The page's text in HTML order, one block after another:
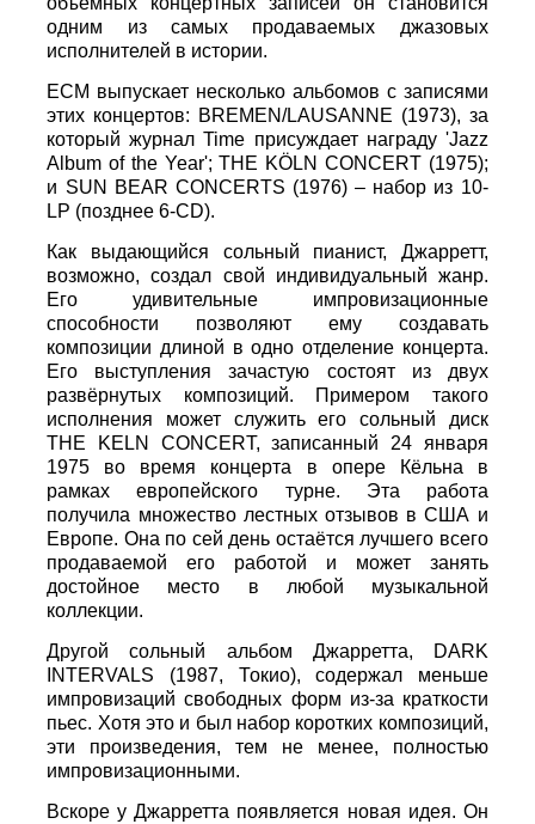
одним из самых продаваемых джазовых
исполнителей в истории.
ЕСМ выпускает несколько альбомов с записями
этих концертов: BREMEN/LAUSANNE (1973), за
который журнал Time присуждает награду 'Jazz
Album of the Year'; THE KÖLN CONCERT (1975);
и SUN BEAR CONCERTS (1976) – набор из 10-
LP (позднее 6-CD).
Как выдающийся сольный пианист, Джарретт,
возможно, создал свой индивидуальный жанр.
Его удивительные импровизационные
способности позволяют ему создавать
композиции длиной в одно отделение концерта.
Его выступления зачастую состоят из двух
развёрнутых композиций. Примером такого
исполнения может служить его сольный диск
THE KЕLN CONCERT, записанный 24 января
1975 во время концерта в опере Кёльна в
рамках европейского турне. Эта работа
получила множество лестных отзывов в США и
Европе. Она по сей день остаётся лучшего всего
продаваемой его работой и может занять
достойное место в любой музыкальной
коллекции.
Другой сольный альбом Джарретта, DARK
INTERVALS (1987, Токио), содержал меньше
импровизаций свободных форм из-за краткости
пьес. Хотя это и был набор коротких композиций,
эти произведения, тем не менее, полностью
импровизационными.
Вскоре у Джарретта появляется новая идея. Он